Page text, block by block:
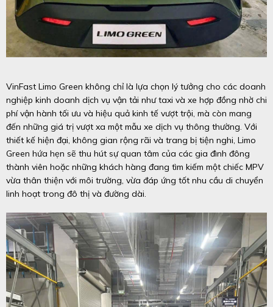
VinFast Limo Green không chỉ là lựa chọn lý tưởng cho các doanh
nghiệp kinh doanh dịch vụ vận tải như taxi và xe hợp đồng nhờ chi
phí vận hành tối ưu và hiệu quả kinh tế vượt trội, mà còn mang
đến những giá trị vượt xa một mẫu xe dịch vụ thông thường. Với
thiết kế hiện đại, không gian rộng rãi và trang bị tiện nghi, Limo
Green hứa hẹn sẽ thu hút sự quan tâm của các gia đình đông
thành viên hoặc những khách hàng đang tìm kiếm một chiếc MPV
vừa thân thiện với môi trường, vừa đáp ứng tốt nhu cầu di chuyển
linh hoạt trong đô thị và đường dài.